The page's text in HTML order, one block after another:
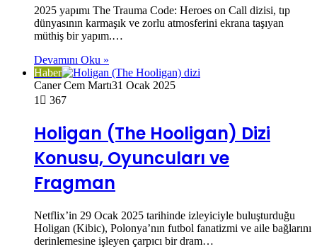
2025 yapımı The Trauma Code: Heroes on Call dizisi, tıp
dünyasının karmaşık ve zorlu atmosferini ekrana taşıyan
müthiş bir yapım.…
Devamını Oku »
Haber
Caner Cem Martı31 Ocak 2025
1
367
Holigan (The Hooligan) Dizi
Konusu, Oyuncuları ve
Fragman
Netflix’in 29 Ocak 2025 tarihinde izleyiciyle buluşturduğu
Holigan (Kibic), Polonya’nın futbol fanatizmi ve aile bağlarını
derinlemesine işleyen çarpıcı bir dram…